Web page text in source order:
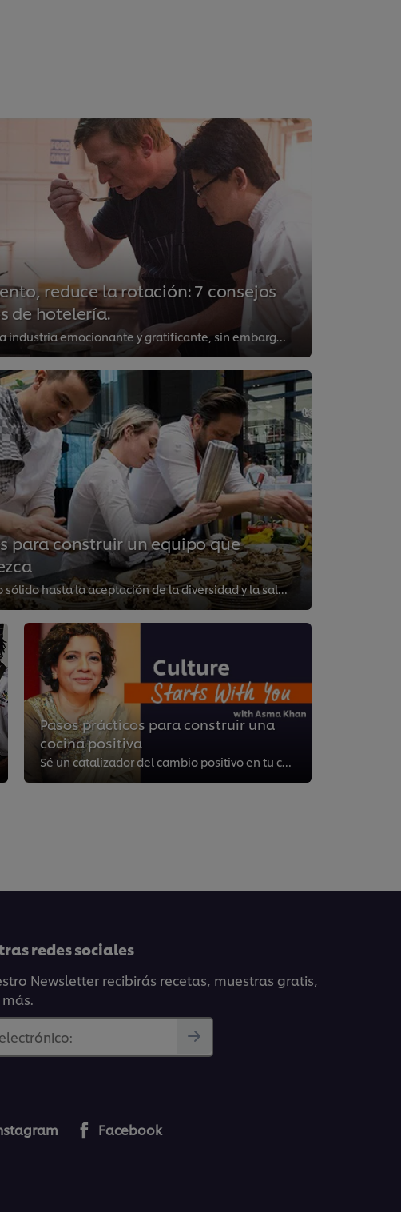
reduce la rotación: 7 consejos
de hotelería.
La hostelería es una industria emocionante y gratificante, sin embargo, las altas tasas de rotación de personal parecen indicar...
para construir un equipo que
Desde un liderazgo sólido hasta la aceptación de la diversidad y la salud mental y el bienestar, contamos con los 7 ingrediente...
Pasos prácticos para construir una
cocina positiva
Sé un catalizador del cambio positivo en tu cocina. La chef Asma Khan comparte algunas de sus experiencias, pasos prácticos y c...
redes sociales
Newsletter recibirás recetas, muestras gratis,
Facebook